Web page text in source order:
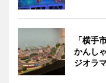
「横手
かんし
ジオラ